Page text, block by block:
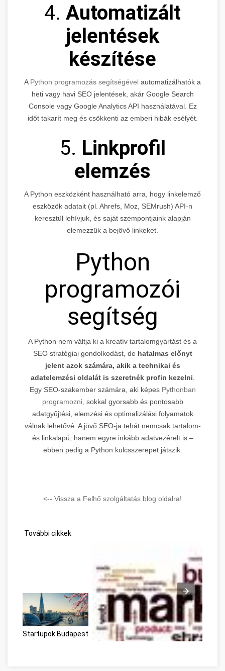
4. Automatizált
jelentések
készítése
A Python programozás segítségével automatizálhatók a
heti vagy havi SEO jelentések, akár Google Search
Console vagy Google Analytics API használatával. Ez
időt takarít meg és csökkenti az emberi hibák esélyét.
5. Linkprofil
elemzés
A Python eszközként használható arra, hogy linkelemző
eszközök adatait (pl. Ahrefs, Moz, SEMrush) API-n
keresztül lehívjuk, és saját szempontjaink alapján
elemezzük a bejövő linkeket.
Python
programozói
segítség
A Python nem váltja ki a kreatív tartalomgyártást és a
SEO stratégiai gondolkodást, de hatalmas előnyt
jelent azok számára, akik a technikai és
adatelemzési oldalát is szeretnék profin kezelni
Egy SEO-szakember számára, aki képes Pythonban
programozni, sokkal gyorsabb és pontosabb
adatgyűjtési, elemzési és optimalizálási folyamatok
válnak lehetővé. A jövő SEO-ja tehát nemcsak tartalom-
és linkalapú, hanem egyre inkább adatvezérelt is –
ebben pedig a Python kulcsszerepet játszik.
<-- Vissza a Felhő szolgáltatás blog oldalra!
További cikkek
Startupok Budapest